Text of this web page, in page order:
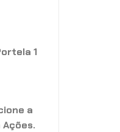
1
a